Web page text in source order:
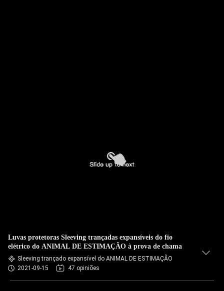
Luvas protetoras Sleeving trançadas expansíveis do fio
elétrico do ANIMAL DE ESTIMAÇÃO à prova de chama
Sleeving trançado expansível do ANIMAL DE ESTIMAÇÃO
2021-09-15
47 opiniões